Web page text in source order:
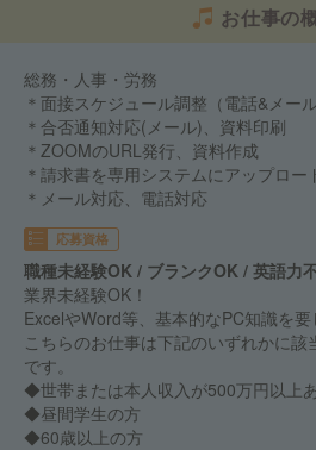
お仕事の
総務・人事・労務
＊面接スケジュール調整（電話&メー
＊合否通知対応(メール)、資料印刷
＊ZOOMのURL発行、資料作成
＊請求書を専用システムにアップロー
＊メール対応、電話対応
応募資格
職種未経験OK / ブランクOK / 英語力
業界未経験OK！
ExcelやWord等、基本的なPC知識を
こちらのお仕事は下記のいずれかに
です。
◆世帯または本人収入が500万円以上
◆昼間学生の方
◆60歳以上の方